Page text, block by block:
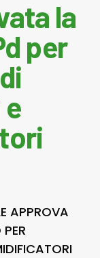
la
per
APPROVA